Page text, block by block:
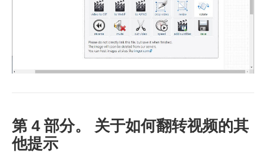
第 4 部分。 关于如何翻转视频的其
他提示